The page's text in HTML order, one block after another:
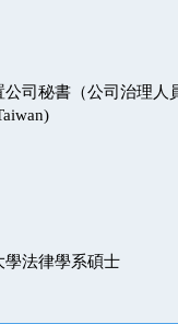
司秘書（公司治理人
學法律學系碩士